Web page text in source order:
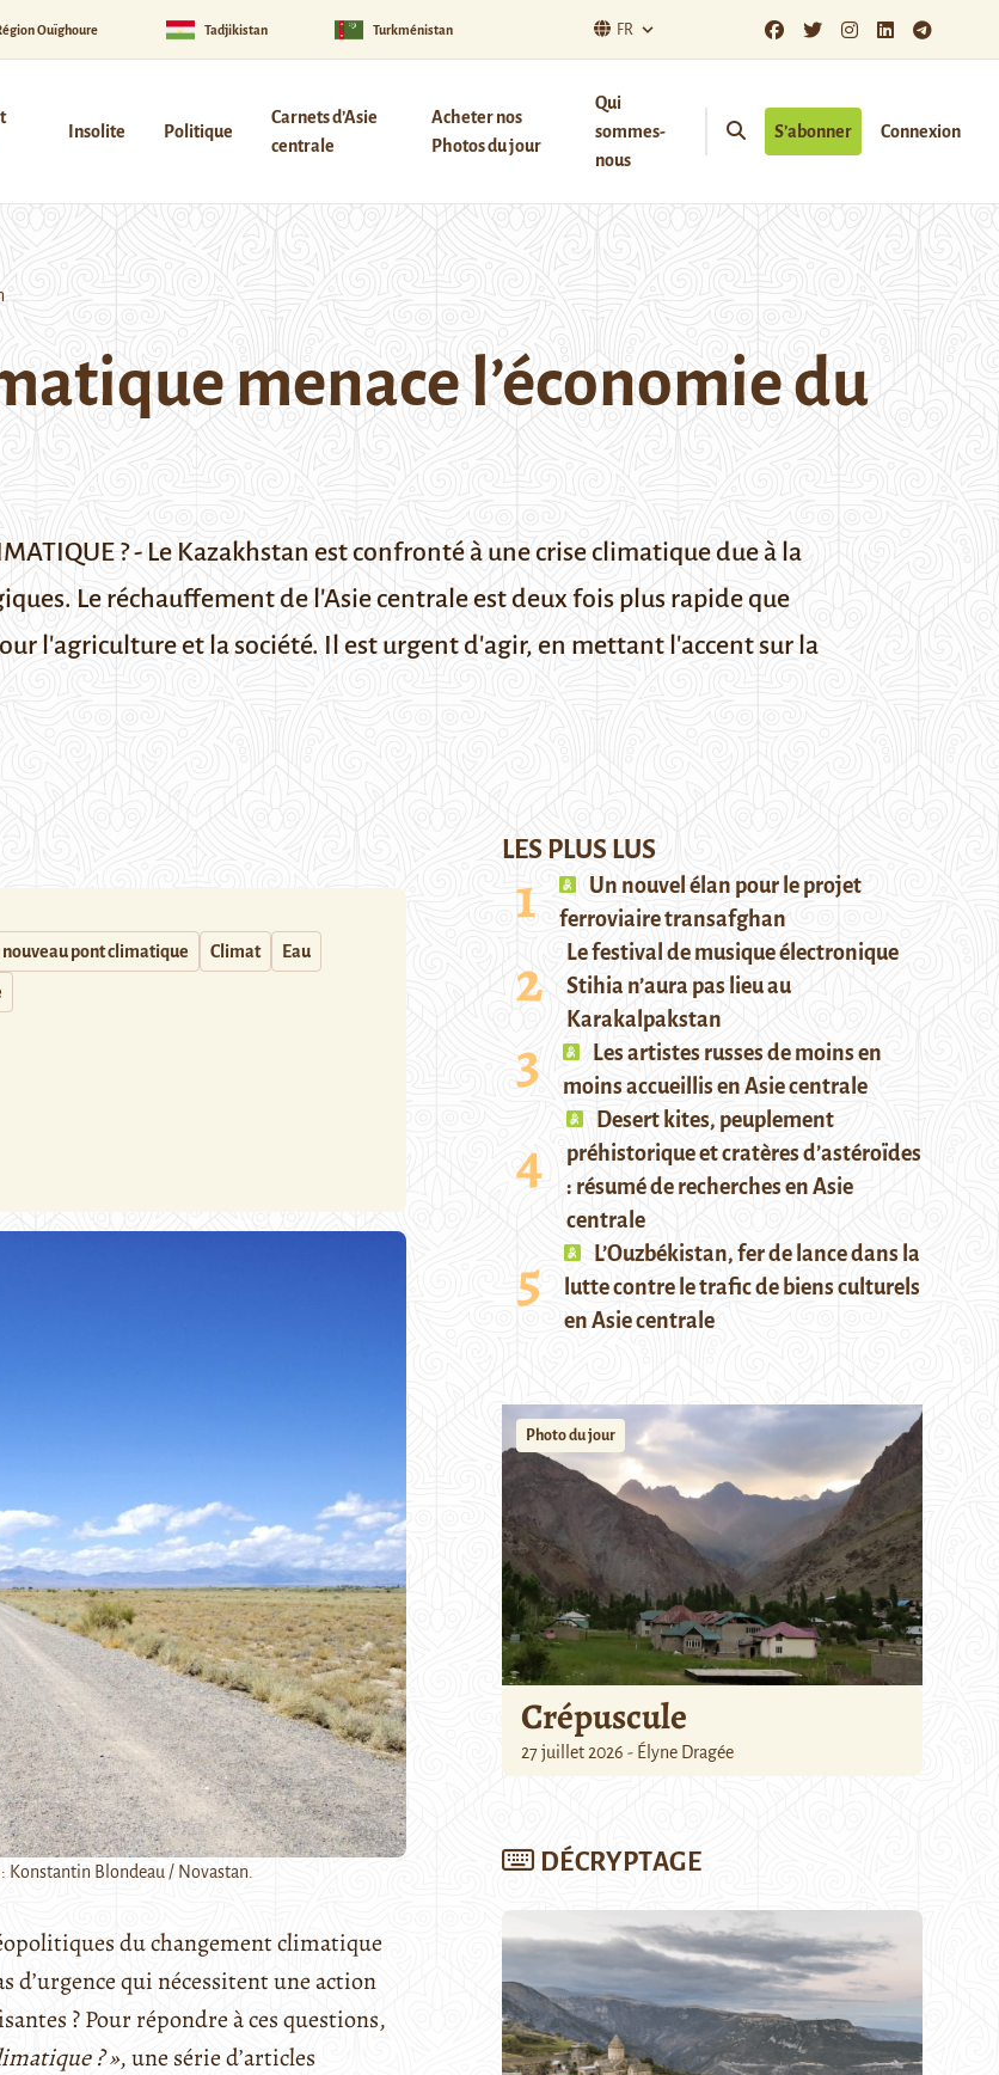
Ouïghoure Tadjikistan Turkménistan FR
Insolite Politique
Carnets d’Asie
centrale
Acheter nos
Photos du jour
Qui
sommes-
nous
S’abonner Connexion
menace l’économie du
? - Le Kazakhstan est confronté à une crise climatique due à la
Le réchauffement de l'Asie centrale est deux fois plus rapide que
l'agriculture et la société. Il est urgent d'agir, en mettant l'accent sur la
nouveau pont climatique Climat Eau
Konstantin Blondeau / Novastan.
du changement climatique
d’urgence qui nécessitent une action
? Pour répondre à ces questions,
? », une série d’articles
LES PLUS LUS
Un nouvel élan pour le projet
ferroviaire transafghan
Le festival de musique électronique
Stihia n’aura pas lieu au
Karakalpakstan
Les artistes russes de moins en
moins accueillis en Asie centrale
Desert kites, peuplement
préhistorique et cratères d’astéroïdes
: résumé de recherches en Asie
centrale
L’Ouzbékistan, fer de lance dans la
lutte contre le trafic de biens culturels
en Asie centrale
Photo du jour
Crépuscule
27 juillet 2026 - Élyne Dragée
DÉCRYPTAGE